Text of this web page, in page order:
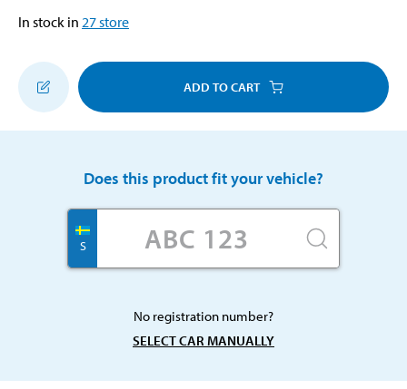
In stock in 27store
ADD TO CART
Does this product fit your vehicle?
S
No registration number?
SELECT CAR MANUALLY